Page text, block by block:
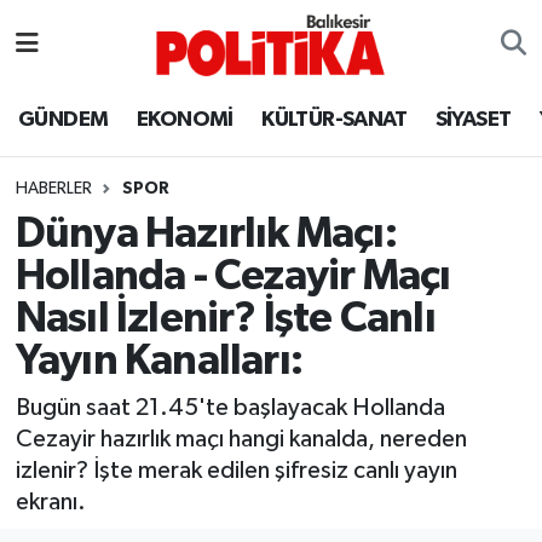
GÜNDEM EKONOMİ KÜLTÜR-SANAT SİYASET
HABERLER SPOR
Dünya Hazırlık Maçı:
Hollanda - Cezayir Maçı
Nasıl İzlenir? İşte Canlı
Yayın Kanalları:
Bugün saat 21.45'te başlayacak Hollanda
Cezayir hazırlık maçı hangi kanalda, nereden
izlenir? İşte merak edilen şifresiz canlı yayın
ekranı.
Ayvalık
Bandırma
Bigadiç
BİYOGRAFİLER
Burhaniye
Balıkesir Hava Durumu
Balıkesir Namaz Vakitleri
Balıkesir Trafik Yoğunluk Haritası
Süper Lig Puan Durumu ve Fikstür
Tüm Manşetler
Son Dakika Haberleri